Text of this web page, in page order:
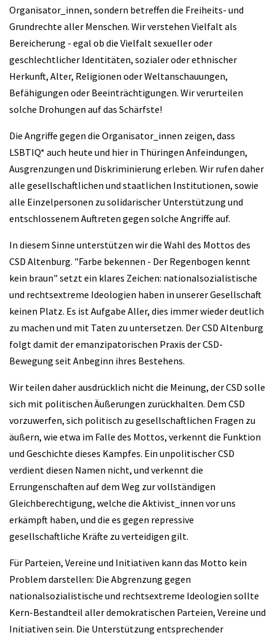
Organisator_innen, sondern betreffen die Freiheits- und
Grundrechte aller Menschen. Wir verstehen Vielfalt als
Bereicherung - egal ob die Vielfalt sexueller oder
geschlechtlicher Identitäten, sozialer oder ethnischer
Herkunft, Alter, Religionen oder Weltanschauungen,
Befähigungen oder Beeinträchtigungen. Wir verurteilen
solche Drohungen auf das Schärfste!
Die Angriffe gegen die Organisator_innen zeigen, dass
LSBTIQ* auch heute und hier in Thüringen Anfeindungen,
Ausgrenzungen und Diskriminierung erleben. Wir rufen daher
alle gesellschaftlichen und staatlichen Institutionen, sowie
alle Einzelpersonen zu solidarischer Unterstützung und
entschlossenem Auftreten gegen solche Angriffe auf.
In diesem Sinne unterstützen wir die Wahl des Mottos des
CSD Altenburg. "Farbe bekennen - Der Regenbogen kennt
kein braun" setzt ein klares Zeichen: nationalsozialistische
und rechtsextreme Ideologien haben in unserer Gesellschaft
keinen Platz. Es ist Aufgabe Aller, dies immer wieder deutlich
zu machen und mit Taten zu untersetzen. Der CSD Altenburg
folgt damit der emanzipatorischen Praxis der CSD-
Bewegung seit Anbeginn ihres Bestehens.
Wir teilen daher ausdrücklich nicht die Meinung, der CSD solle
sich mit politischen Äußerungen zurückhalten. Dem CSD
vorzuwerfen, sich politisch zu gesellschaftlichen Fragen zu
äußern, wie etwa im Falle des Mottos, verkennt die Funktion
und Geschichte dieses Kampfes. Ein unpolitischer CSD
verdient diesen Namen nicht, und verkennt die
Errungenschaften auf dem Weg zur vollständigen
Gleichberechtigung, welche die Aktivist_innen vor uns
erkämpft haben, und die es gegen repressive
gesellschaftliche Kräfte zu verteidigen gilt.
Für Parteien, Vereine und Initiativen kann das Motto kein
Problem darstellen: Die Abgrenzung gegen
nationalsozialistische und rechtsextreme Ideologien sollte
Kern-Bestandteil aller demokratischen Parteien, Vereine und
Initiativen sein. Die Unterstützung entsprechender